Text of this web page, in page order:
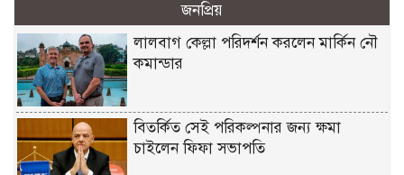
জনপ্রিয়
লালবাগ কেল্লা পরিদর্শন করলেন মার্কিন নৌ
কমান্ডার
বিতর্কিত সেই পরিকল্পনার জন্য ক্ষমা
চাইলেন ফিফা সভাপতি